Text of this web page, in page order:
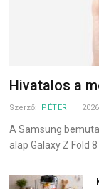
Hivatalos a
Szerző: PÉTER
A Samsung
alap Galaxy Z Fold